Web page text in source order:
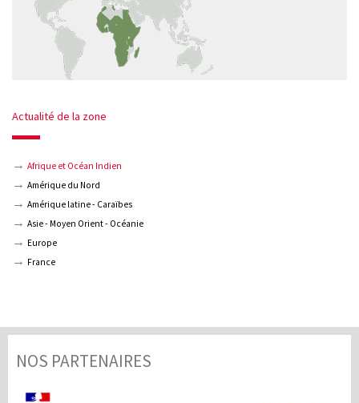
Actualité de la zone
Afrique et Océan Indien
Amérique du Nord
Amérique latine - Caraïbes
Asie - Moyen Orient - Océanie
Europe
France
NOS PARTENAIRES